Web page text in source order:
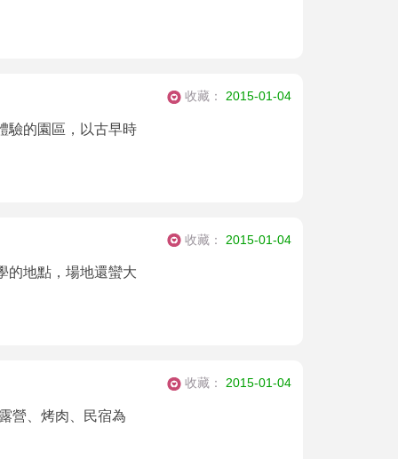
驗的園區，以古早時
收藏： 2015-01-04
的地點，場地還蠻大
收藏： 2015-01-04
營、烤肉、民宿為
收藏： 2015-01-04